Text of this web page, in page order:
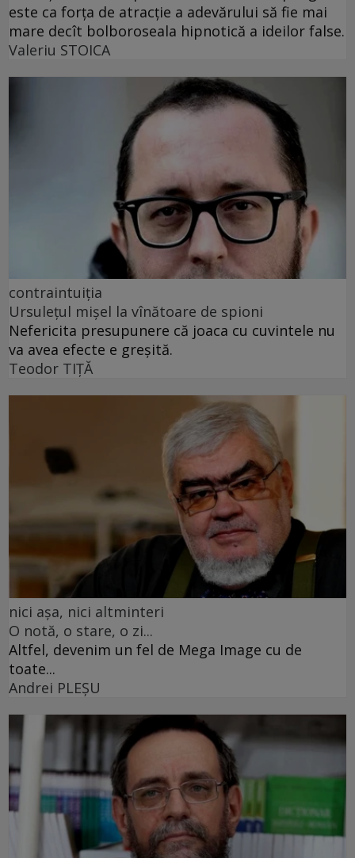
este ca forța de atracție a adevărului să fie mai
mare decît bolboroseala hipnotică a ideilor false.
Valeriu STOICA
contraintuiția
Ursulețul mișel la vînătoare de spioni
Nefericita presupunere că joaca cu cuvintele nu
va avea efecte e greșită.
Teodor TIŢĂ
nici așa, nici altminteri
O notă, o stare, o zi...
Altfel, devenim un fel de Mega Image cu de
toate...
Andrei PLEŞU